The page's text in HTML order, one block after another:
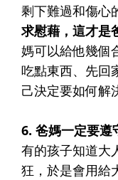
剩下難過和傷心
求慰藉，這才是
媽可以給他幾個
吃點東西、先
己決定要如何解
6. 爸媽一定要遵
有的孩子知道大
狂，於是會用給